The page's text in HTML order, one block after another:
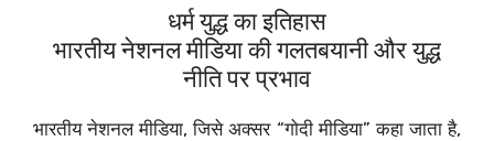
धर्म युद्ध का इतिहास
भारतीय नेशनल मीडिया की गलतबयानी और युद्ध
नीति पर प्रभाव
भारतीय नेशनल मीडिया, जिसे अक्सर “गोदी मीडिया” कहा जाता है,